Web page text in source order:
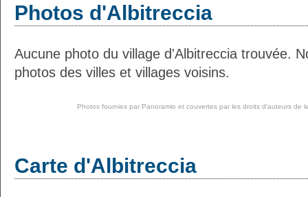
Photos d'Albitreccia
Aucune photo du village d'Albitreccia trouvée.
photos des villes et villages voisins.
Photos fournies par Panoramio et couvertes par les droits d'auteurs de
Carte d'Albitreccia